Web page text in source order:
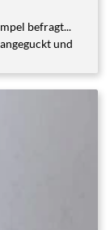
befragt...
und